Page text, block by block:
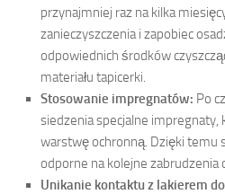
przynajmniej raz na kilka
zanieczyszczenia i zapobiec
odpowiednich środków
materiału tapicerki.
Stosowanie impregnatów: Po
siedzenia specjalne
warstwę ochronną. Dzięki temu
odporne na kolejne zabrudzenia
Unikanie kontaktu z lakierem